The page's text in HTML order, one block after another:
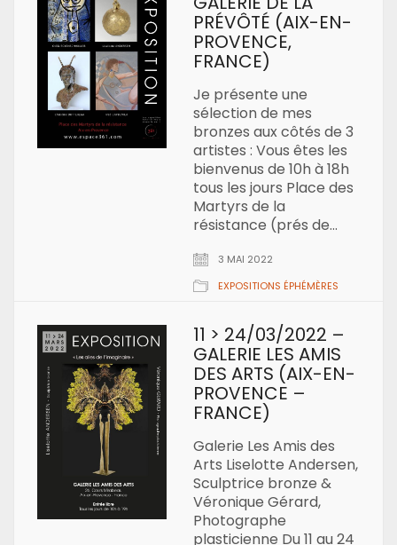
PRÉVÔTÉ (AIX-EN-
PROVENCE,
FRANCE)
Je présente une
sélection de mes
bronzes aux côtés de 3
artistes : Vous êtes les
bienvenus de 10h à 18h
tous les jours Place des
Martyrs de la
résistance (prés de…
3 MAI 2022
EXPOSITIONS ÉPHÉMÈRES
11 > 24/03/2022 –
GALERIE LES AMIS
DES ARTS (AIX-EN-
PROVENCE –
FRANCE)
Galerie Les Amis des
Arts Liselotte Andersen,
Sculptrice bronze &
Véronique Gérard,
Photographe
plasticienne Du 11 au 24